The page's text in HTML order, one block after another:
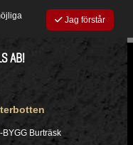
Jag förstår
Gemensamt
AB!
BYGG Burträsk